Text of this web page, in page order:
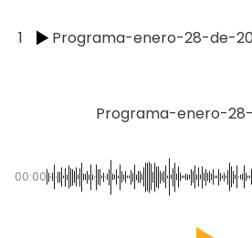
1 Programa-enero-28-de-
Programa-enero-
00:00